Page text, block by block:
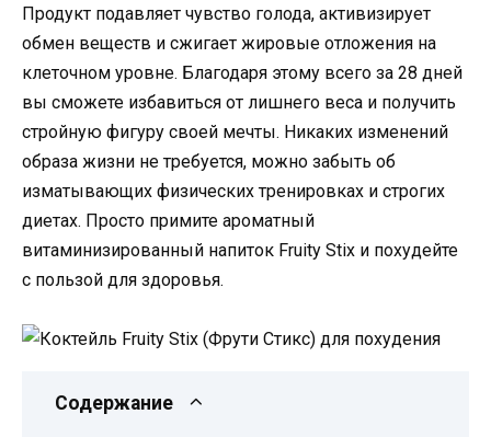
Продукт подавляет чувство голода, активизирует
обмен веществ и сжигает жировые отложения на
клеточном уровне. Благодаря этому всего за 28 дней
вы сможете избавиться от лишнего веса и получить
стройную фигуру своей мечты. Никаких изменений
образа жизни не требуется, можно забыть об
изматывающих физических тренировках и строгих
диетах. Просто примите ароматный
витаминизированный напиток Fruity Stix и похудейте
с пользой для здоровья.
Содержание